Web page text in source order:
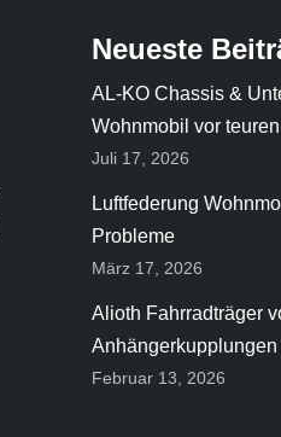
Neueste
AL-KO Chassis &
Wohnmobil vor
Juli 17, 2026
Luftfederung
Probleme
März 17, 2026
Alioth Fahrradträger
Anhängerkupplungen
Februar 13, 2026